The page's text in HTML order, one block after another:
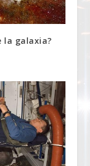
la galaxia?